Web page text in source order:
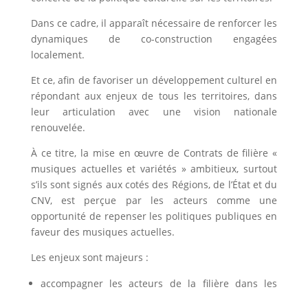
Dans ce cadre, il apparaît nécessaire de renforcer les
dynamiques de co-construction engagées
localement.
Et ce, afin de favoriser un développement culturel en
répondant aux enjeux de tous les territoires, dans
leur articulation avec une vision nationale
renouvelée.
À ce titre, la mise en œuvre de Contrats de filière «
musiques actuelles et variétés » ambitieux, surtout
s’ils sont signés aux cotés des Régions, de l’État et du
CNV, est perçue par les acteurs comme une
opportunité de repenser les politiques publiques en
faveur des musiques actuelles.
Les enjeux sont majeurs :
accompagner les acteurs de la filière dans les